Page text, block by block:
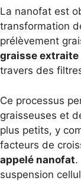
La nanofat est
transformation
prélèvement
graisse
travers des
Ce processus
graisseuses et
plus petits, y
facteurs de
appelé nanofat.
suspension